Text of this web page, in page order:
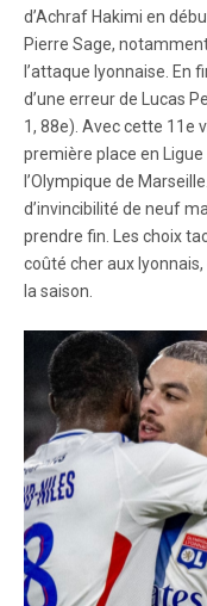
d’Achraf Hakimi en
Pierre Sage,
l’attaque lyonnaise. En
d’une erreur de Lucas
1, 88e). Avec cette 11e
première place en
l’Olympique de
d’invincibilité de neuf
prendre fin. Les choix
coûté cher aux
la saison.